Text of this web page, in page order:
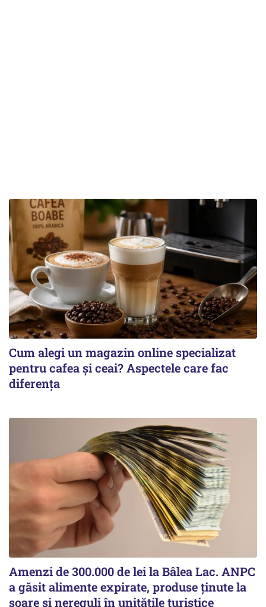
Cum alegi un magazin online specializat
pentru cafea și ceai? Aspectele care fac
diferența
Amenzi de 300.000 de lei la Bâlea Lac. ANPC
a găsit alimente expirate, produse ținute la
soare și nereguli în unitățile turistice